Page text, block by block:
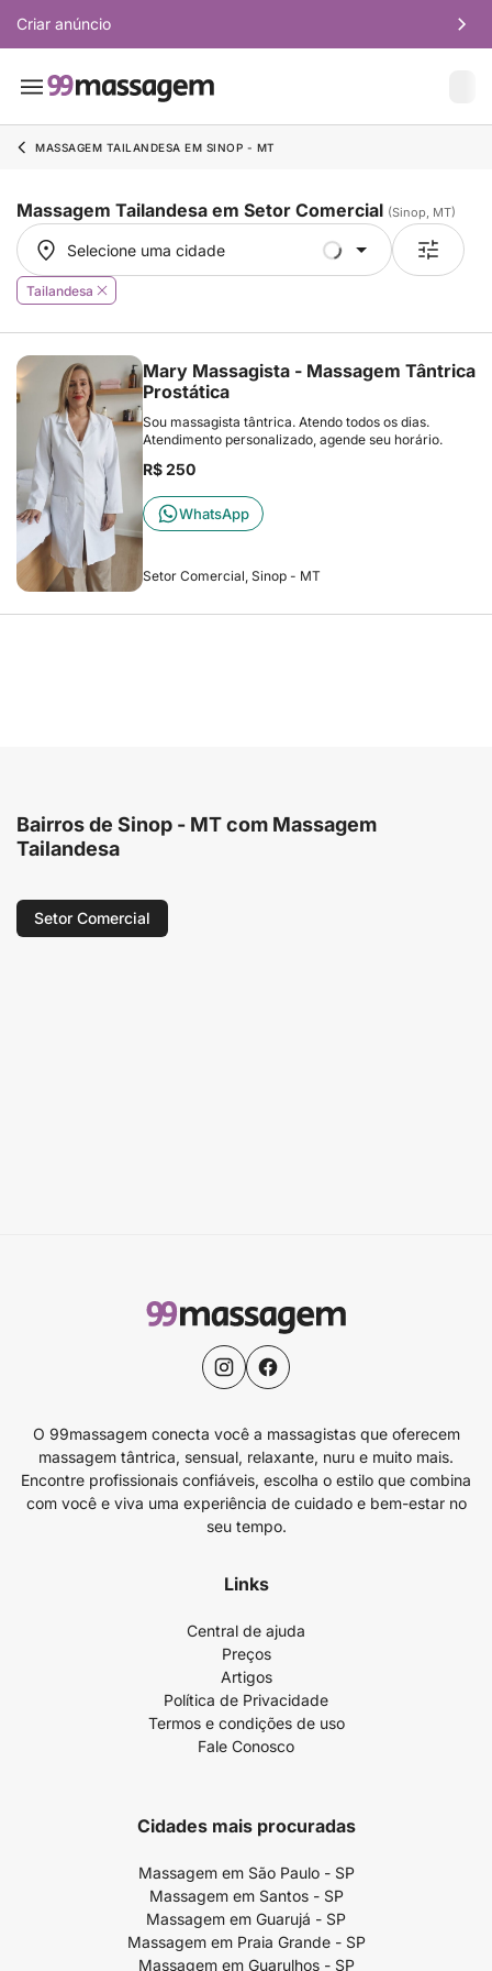
Criar anúncio
MASSAGEM TAILANDESA EM SINOP - MT
Massagem Tailandesa em Setor Comercial (Sinop, MT)
Selecione uma cidade
Selecione uma cidade
Tailandesa
Mary Massagista - Massagem Tântrica
Prostática
Sou massagista tântrica. Atendo todos os dias.
Atendimento personalizado, agende seu horário.
R$ 250
WhatsApp
Setor Comercial, Sinop - MT
Bairros de Sinop - MT com Massagem
Tailandesa
Setor Comercial
O 99massagem conecta você a massagistas que oferecem
massagem tântrica, sensual, relaxante, nuru e muito mais.
Encontre profissionais confiáveis, escolha o estilo que combina
com você e viva uma experiência de cuidado e bem-estar no
seu tempo.
Links
Central de ajuda
Preços
Artigos
Política de Privacidade
Termos e condições de uso
Fale Conosco
Cidades mais procuradas
Massagem em São Paulo - SP
Massagem em Santos - SP
Massagem em Guarujá - SP
Massagem em Praia Grande - SP
Massagem em Guarulhos - SP